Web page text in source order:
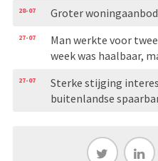
28-07 Groter
27-07
Man werkte voor
week was haalbaar,
27-07
Sterke stijging
buitenlandse